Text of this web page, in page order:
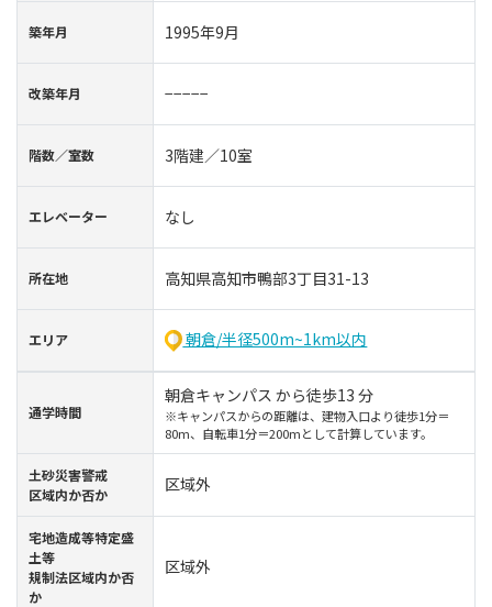
築年⽉ 1995年9月
改築年月 −−−−−
階数∕室数 3階建／10室
エレベーター なし
所在地 高知県高知市鴨部3丁目31-13
エリア 朝倉/半径500m~1km以内
通学時間
朝倉キャンパス から徒歩13 分
※キャンパスからの距離は、建物入口より徒歩1分＝
80m、自転車1分＝200mとして計算しています。
⼟砂災害警戒
区域内か否か
区域外
宅地造成等特定盛
土等
規制法区域内か否
か
区域外